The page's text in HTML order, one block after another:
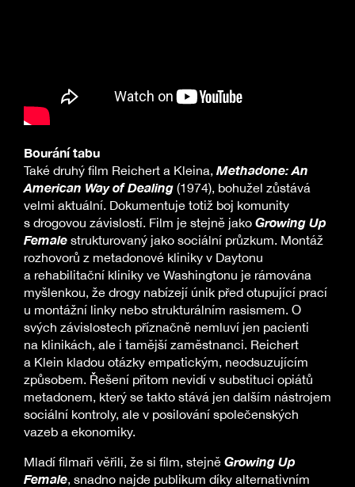
Bourání tabu
Také druhý film Reichert a Kleina, Methadone: An
American Way of Dealing (1974), bohužel zůstává
velmi aktuální. Dokumentuje totiž boj komunity
s drogovou závislostí. Film je stejně jako Growing Up
Female strukturovaný jako sociální průzkum. Montáž
rozhovorů z metadonové kliniky v Daytonu
a rehabilitační kliniky ve Washingtonu je rámována
myšlenkou, že drogy nabízejí únik před otupující prací
u montážní linky nebo strukturálním rasismem. O
svých závislostech příznačně nemluví jen pacienti
na klinikách, ale i tamější zaměstnanci. Reichert
a Klein kladou otázky empatickým, neodsuzujícím
způsobem. Řešení přitom nevidí v substituci opiátů
metadonem, který se takto stává jen dalším nástrojem
sociální kontroly, ale v posilování společenských
vazeb a ekonomiky.
Mladí filmaři věřili, že si film, stejně Growing Up
Female, snadno najde publikum díky alternativním